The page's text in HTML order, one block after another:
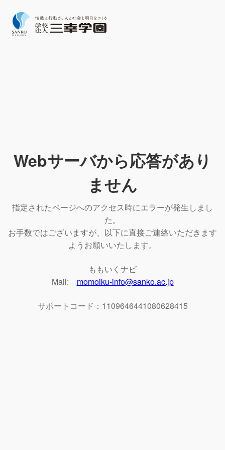
Webサーバから応答があり
ません
指定されたページへのアクセス時にエラーが発生しまし
た。
お手数ではございますが、以下に直接ご連絡いただきます
ようお願いいたします。
ももいくナビ
Mail: momoiku-info@sanko.ac.jp
サポートコード：1109646441080628415